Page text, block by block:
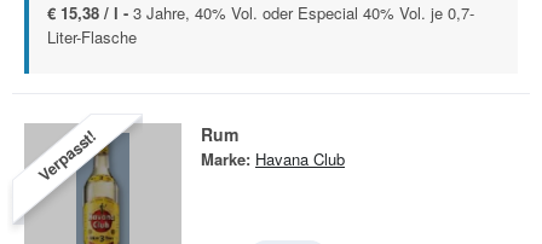
€ 15,38 / l - 3 Jahre, 40% Vol. oder Especial 40% Vol. je 0,7-
Liter-Flasche
Verpasst! Rum
Marke: Havana Club